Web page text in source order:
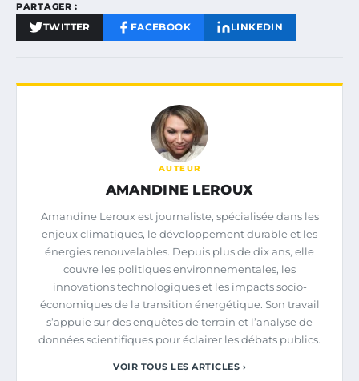
PARTAGER :
TWITTER FACEBOOK LINKEDIN
AUTEUR
AMANDINE LEROUX
Amandine Leroux est journaliste, spécialisée dans les
enjeux climatiques, le développement durable et les
énergies renouvelables. Depuis plus de dix ans, elle
couvre les politiques environnementales, les
innovations technologiques et les impacts socio-
économiques de la transition énergétique. Son travail
s’appuie sur des enquêtes de terrain et l’analyse de
données scientifiques pour éclairer les débats publics.
VOIR TOUS LES ARTICLES ›